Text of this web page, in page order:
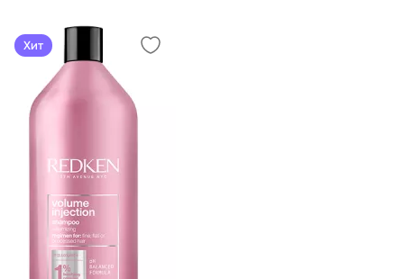
Хит